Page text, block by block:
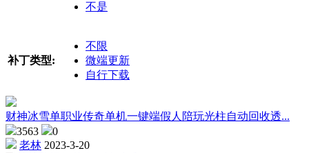
不是
补丁类型:
不限
微端更新
自行下载
财神冰雪单职业传奇单机一键端假人陪玩光柱自动回收透...
3563
0
老林 2023-3-20